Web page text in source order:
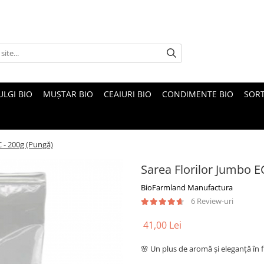
BIO MUȘTAR BIO CEAIURI BIO CONDIMENTE BIO
- 200g (Pungă)
Sarea Florilor Jumbo
BioFarmland Manufactura
6 Review-uri
41,00 Lei
🌸 Un plus de aromă și eleganță în